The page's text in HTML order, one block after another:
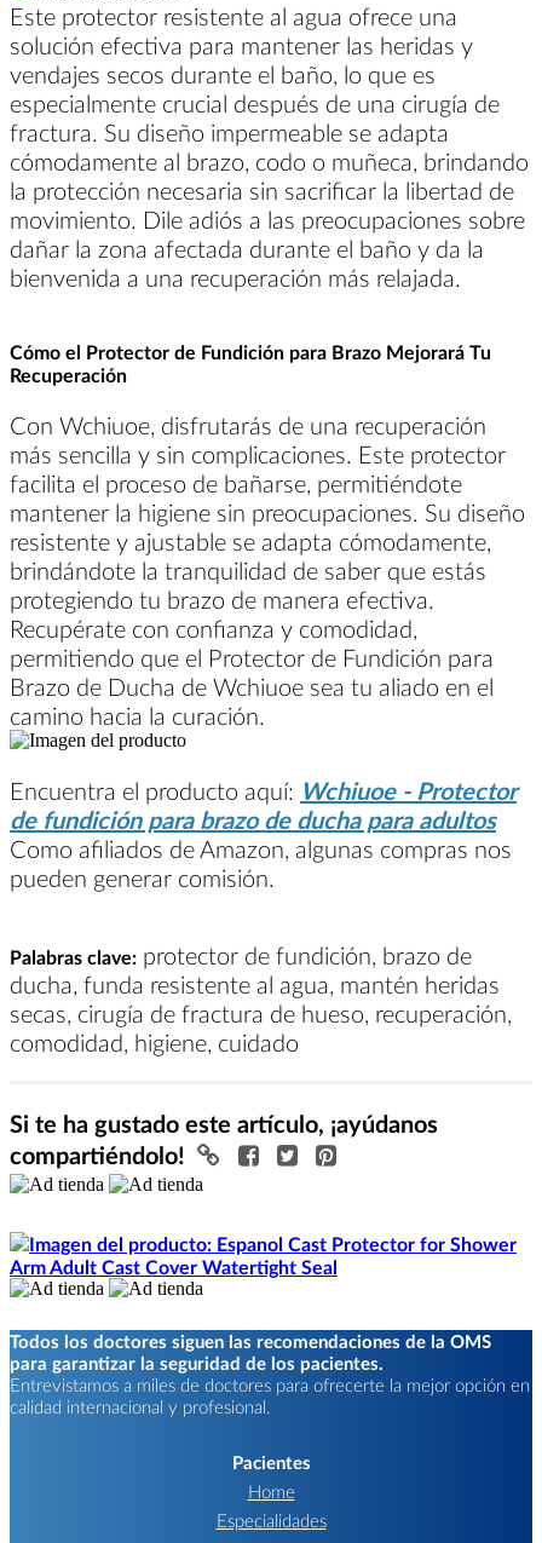
Este protector resistente al agua ofrece una
solución efectiva para mantener las heridas y
vendajes secos durante el baño, lo que es
especialmente crucial después de una cirugía de
fractura. Su diseño impermeable se adapta
cómodamente al brazo, codo o muñeca, brindando
la protección necesaria sin sacrificar la libertad de
movimiento. Dile adiós a las preocupaciones sobre
dañar la zona afectada durante el baño y da la
bienvenida a una recuperación más relajada.
Cómo el Protector de Fundición para Brazo Mejorará Tu
Recuperación
Con Wchiuoe, disfrutarás de una recuperación
más sencilla y sin complicaciones. Este protector
facilita el proceso de bañarse, permitiéndote
mantener la higiene sin preocupaciones. Su diseño
resistente y ajustable se adapta cómodamente,
brindándote la tranquilidad de saber que estás
protegiendo tu brazo de manera efectiva.
Recupérate con confianza y comodidad,
permitiendo que el Protector de Fundición para
Brazo de Ducha de Wchiuoe sea tu aliado en el
camino hacia la curación.
Encuentra el producto aquí: Wchiuoe - Protector
de fundición para brazo de ducha para adultos
Como afiliados de Amazon, algunas compras nos
pueden generar comisión.
Palabras clave: protector de fundición, brazo de
ducha, funda resistente al agua, mantén heridas
secas, cirugía de fractura de hueso, recuperación,
comodidad, higiene, cuidado
Si te ha gustado este artículo, ¡ayúdanos
compartiéndolo!
Todos los doctores siguen las recomendaciones de la OMS
para garantizar la seguridad de los pacientes.
Entrevistamos a miles de doctores para ofrecerte la mejor opción en
calidad internacional y profesional.
Pacientes
Home
Especialidades